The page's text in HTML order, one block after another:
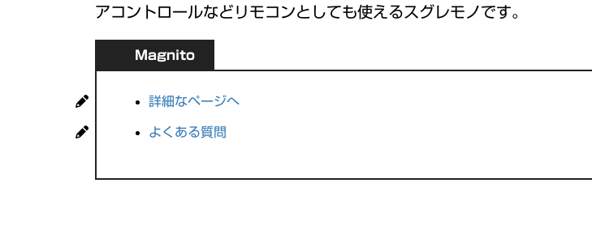
アコントロールなどリモコンとしても使えるスグレモノです。
Magnito
詳細なページへ
よくある質問